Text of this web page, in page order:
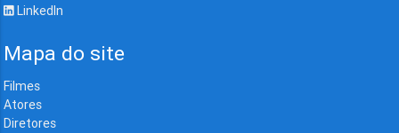
LinkedIn
Mapa do site
Filmes
Atores
Diretores